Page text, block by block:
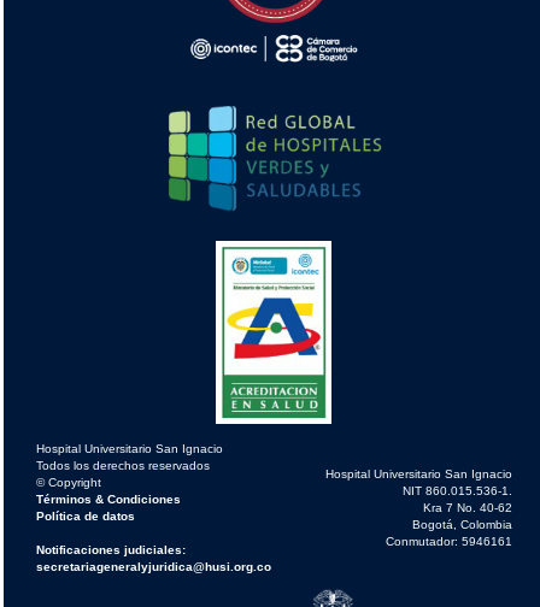
Hospital Universitario San Ignacio
Todos los derechos reservados
© Copyright
Términos & Condiciones
Política de datos
Notificaciones judiciales:
secretariageneralyjuridica@husi.org.co
Hospital Universitario San Ignacio
NIT 860.015.536-1.
Kra 7 No. 40-62
Bogotá, Colombia
Conmutador: 5946161